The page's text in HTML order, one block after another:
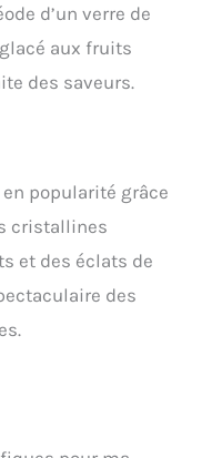
d’un verre de
aux fruits
des saveurs.
popularité grâce
cristallines
et des éclats de
des